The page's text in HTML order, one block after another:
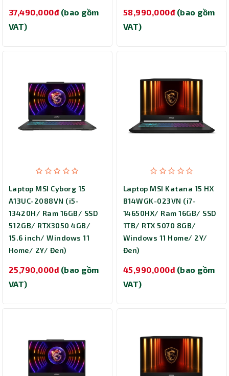
37,490,000đ (bao gồm
VAT)
58,990,000đ (bao gồm
VAT)
Laptop MSI Cyborg 15
A13UC-2088VN (i5-
13420H/ Ram 16GB/ SSD
512GB/ RTX3050 4GB/
15.6 inch/ Windows 11
Home/ 2Y/ Đen)
25,790,000đ (bao gồm
VAT)
Laptop MSI Katana 15 HX
B14WGK-023VN (i7-
14650HX/ Ram 16GB/ SSD
1TB/ RTX 5070 8GB/
Windows 11 Home/ 2Y/
Đen)
45,990,000đ (bao gồm
VAT)